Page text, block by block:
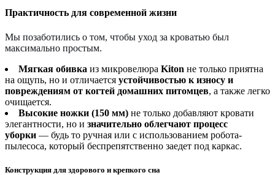
Практичность для современной жизни
Мы позаботились о том, чтобы уход за кроватью был
максимально простым.
Мягкая обивка из микровелюра Kiton не только приятна
на ощупь, но и отличается устойчивостью к износу и
повреждениям от когтей домашних питомцев, а также легко
очищается.
Высокие ножки (150 мм) не только добавляют кровати
элегантности, но и значительно облегчают процесс
уборки — будь то ручная или с использованием робота-
пылесоса, который беспрепятственно заедет под каркас.
Конструкция для здорового и крепкого сна